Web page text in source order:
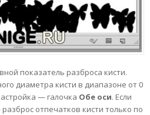
показатель разброса кисти.
диаметра кисти в диапазоне от 0
— галочка Обе оси. Если
отпечатков кисти только по